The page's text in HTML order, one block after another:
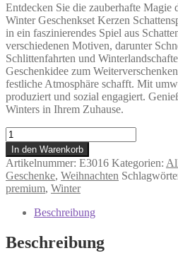
Entdecken Sie die zauberhafte Magie
Winter Geschenkset Kerzen
in ein faszinierendes Spiel aus
verschiedenen Motiven, darunter
Schlittenfahrten und
Geschenkidee zum
festliche Atmosphäre schafft. Mit
produziert und sozial engagiert.
Winters in Ihrem Zuhause.
Winter
-
Geschenkbox
Menge
In den Warenkorb
Artikelnummer: E3016 Kategorien:
Geschenke, Weihnachten
premium, Winter
Beschreibung
Beschreibung